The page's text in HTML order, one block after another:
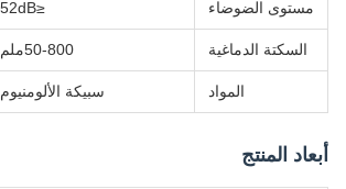
مستوى الضوضاء ≤52dB
السكتة الدماغية 50-800ملم
المواد سبيكة الألومنيوم
أبعاد المنتج